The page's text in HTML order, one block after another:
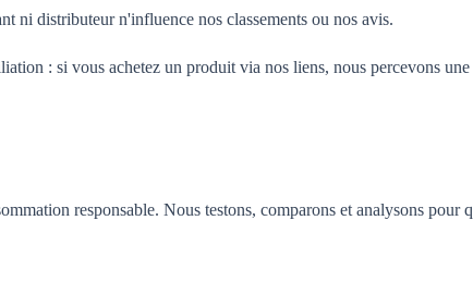
ni distributeur n'influence nos classements ou nos avis.
: si vous achetez un produit via nos liens, nous percevons
responsable. Nous testons, comparons et analysons pour